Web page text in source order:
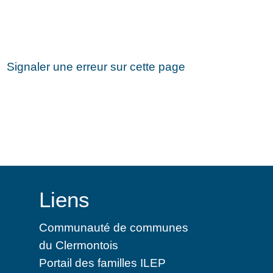
Signaler une erreur sur cette page
Liens
Communauté de communes
du Clermontois
Portail des familles ILEP